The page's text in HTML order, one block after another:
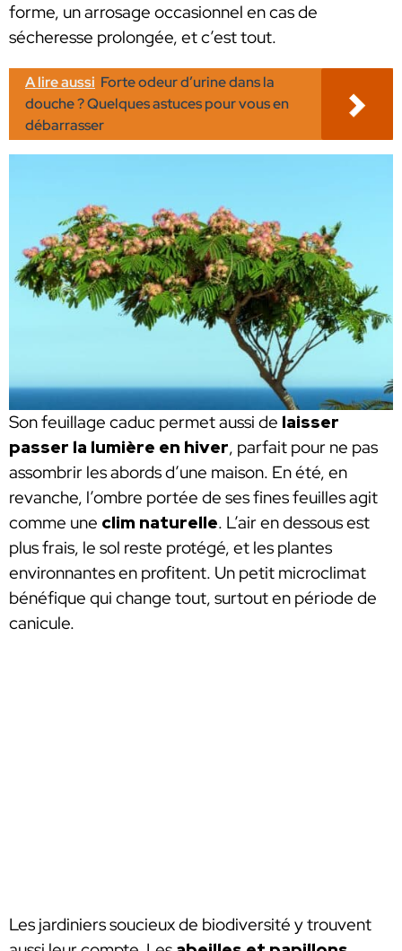
forme, un arrosage occasionnel en cas de
sécheresse prolongée, et c’est tout.
A lire aussi Forte odeur d’urine dans la
douche ? Quelques astuces pour vous en
débarrasser
Son feuillage caduc permet aussi de laisser
passer la lumière en hiver, parfait pour ne pas
assombrir les abords d’une maison. En été, en
revanche, l’ombre portée de ses fines feuilles agit
comme une clim naturelle. L’air en dessous est
plus frais, le sol reste protégé, et les plantes
environnantes en profitent. Un petit microclimat
bénéfique qui change tout, surtout en période de
canicule.
Les jardiniers soucieux de biodiversité y trouvent